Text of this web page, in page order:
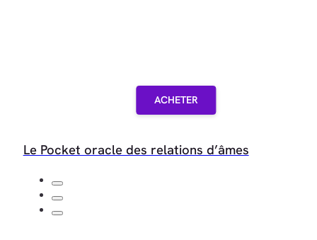
ACHETER
Le Pocket oracle des relations d’âmes